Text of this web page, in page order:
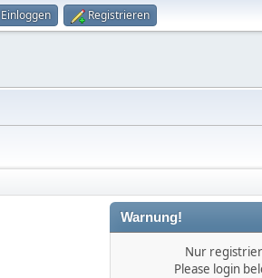
Einloggen Registrieren
Warnung!
Nur
Please login